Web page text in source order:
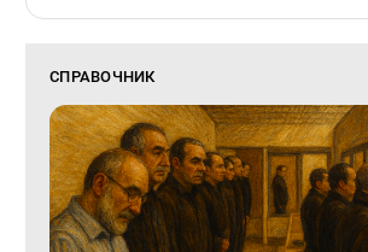
СПРАВОЧНИК